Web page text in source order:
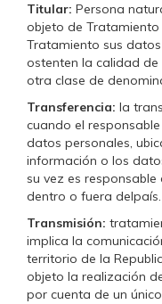
Titular: Persona
objeto de Tratamiento
Tratamiento sus
ostenten la calidad de
otra clase de
Transferencia: la
cuando el
datos personales,
información o los
su vez es
dentro o fuera delpaís.
Transmisión:
implica la
territorio de la
objeto la realización
por cuenta de un